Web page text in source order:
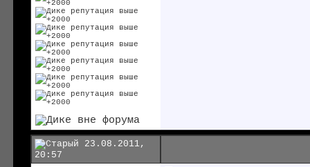
23.08.2011,
20:57